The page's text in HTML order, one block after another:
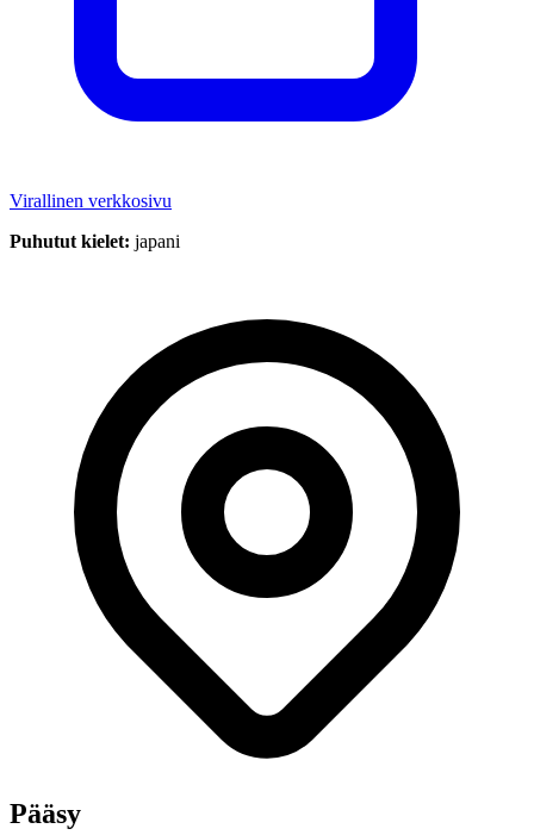
Virallinen verkkosivu
Puhutut kielet: japani
Pääsy